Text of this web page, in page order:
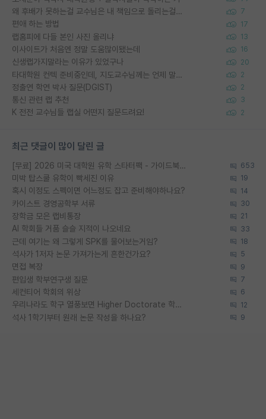
왜 후배가 못하는걸 교수님은 내 책임으로 돌리는걸까요? 7
편애 하는 방법 17
랩홈피에 다들 본인 사진 올리냐 13
이사이트가 처음엔 정말 도움많이됐는데 16
신생랩가지말라는 이유가 있었구나 20
타대학원 컨텍 준비중인데, 지도교수님께는 언제 말씀드려야 할까요? 2
정출연 학연 박사 질문(DGIST) 2
통신 관련 랩 추천 3
K 전전 교수님들 랩실 어떤지 질문드려요! 2
최근 댓글이 많이 달린 글
[무료] 2026 미국 대학원 유학 스타터팩 - 가이드북 & 합격자 컨택메일 템플릿 653
미박 탑스쿨 유학이 빡세진 이유 19
혹시 이정도 스펙이면 어느정도 잡고 준비해야하나요? 14
카이스트 경영공학부 서류 30
장학금 모은 랩비통장 21
AI 학회들 거품 슬슬 지적이 나오네요 33
근데 여기는 왜 그렇게 SPK를 물어보는거임? 18
석사가 1저자 논문 가져가는게 흔한건가요? 5
면접 복장 9
편입생 학부연구생 질문 7
세컨티어 학회의 위상 6
우리나라도 학구 열풍보면 Higher Doctorate 학위가 필요하다고 봅니다. 12
석사 1학기부터 원래 논문 작성을 하나요? 9